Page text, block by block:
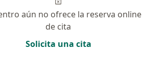
aún no ofrece la reserva online
de cita
Solicita una cita